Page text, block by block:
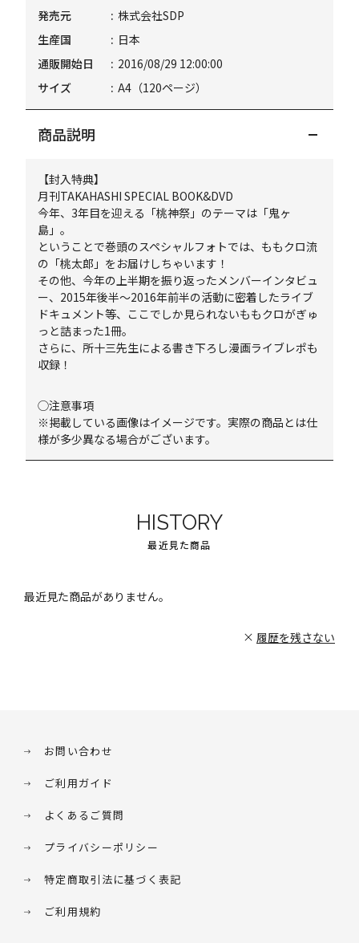
発売元
株式会社SDP
生産国
日本
通販開始日
2016/08/29 12:00:00
サイズ
A4（120ページ）
商品説明
【封入特典】
月刊TAKAHASHI SPECIAL BOOK&DVD
今年、3年目を迎える「桃神祭」のテーマは「鬼ヶ
島」。
ということで巻頭のスペシャルフォトでは、ももクロ流
の「桃太郎」をお届けしちゃいます！
その他、今年の上半期を振り返ったメンバーインタビュ
ー、2015年後半～2016年前半の活動に密着したライブ
ドキュメント等、ここでしか見られないももクロがぎゅ
っと詰まった1冊。
さらに、所十三先生による書き下ろし漫画ライブレポも
収録！
◯注意事項
※掲載している画像はイメージです。実際の商品とは仕
様が多少異なる場合がございます。
HISTORY
最近見た商品
最近見た商品がありません。
履歴を残さない
お問い合わせ
ご利用ガイド
よくあるご質問
プライバシーポリシー
特定商取引法に基づく表記
ご利用規約